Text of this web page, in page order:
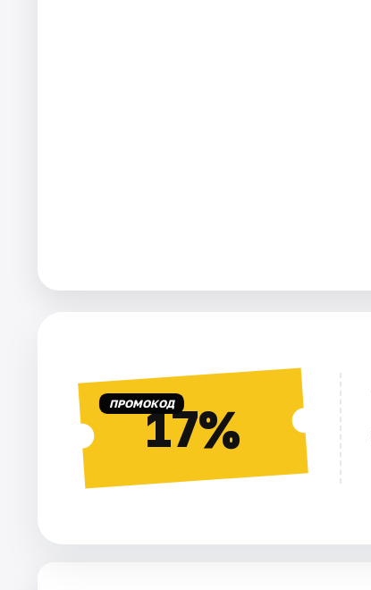
ПРОМОКОД17%